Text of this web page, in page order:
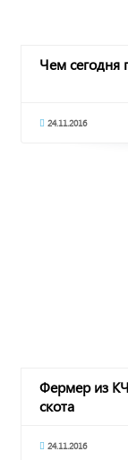
Чем сегодня
24.11.2016
Фермер из
скота
24.11.2016